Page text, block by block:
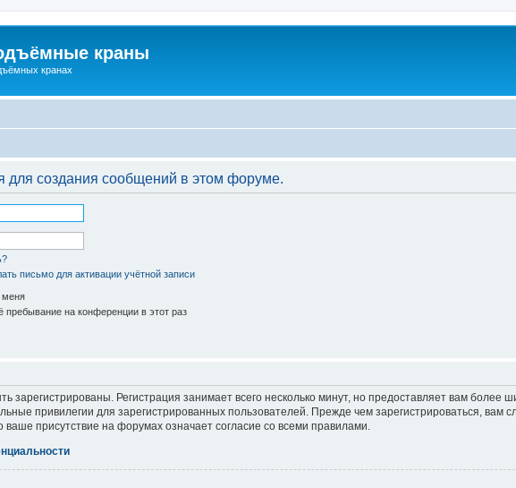
краны
кранах
для создания сообщений в этом форуме.
письмо для активации учётной записи
меня
пребывание на конференции в этот раз
Регистрация занимает всего несколько минут, но предоставляет вам более
привилегии для зарегистрированных пользователей. Прежде чем зарегистрироваться, вам
присутствие на форумах означает согласие со всеми правилами.